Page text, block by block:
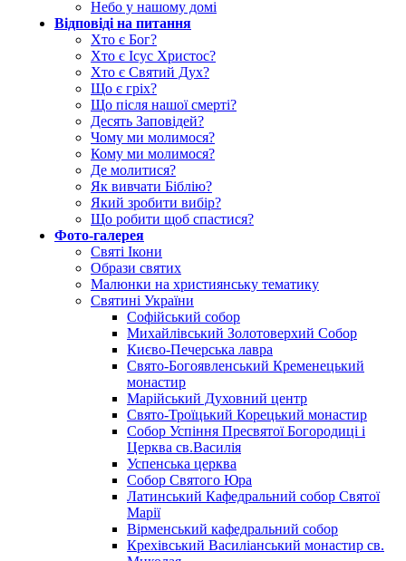
Небо у нашому домі
Відповіді на питання
Хто є Бог?
Хто є Ісус Христос?
Хто є Святий Дух?
Що є гріх?
Що після нашої смерті?
Десять Заповідей?
Чому ми молимося?
Кому ми молимося?
Де молитися?
Як вивчати Біблію?
Який зробити вибір?
Що робити щоб спастися?
Фото-галерея
Святі Ікони
Образи святих
Малюнки на християнську тематику
Святині України
Софійський собор
Михайлівський Золотоверхий Собор
Києво-Печерська лавра
Свято-Богоявленський Кременецький
монастир
Марійський Духовний центр
Свято-Троїцький Корецький монастир
Собор Успіння Пресвятої Богородиці і
Церква св.Василiя
Успенська церква
Собор Святого Юра
Латинський Кафедральний собор Святої
Марії
Вірменський кафедральний собор
Крехівський Василіанський монастир св.